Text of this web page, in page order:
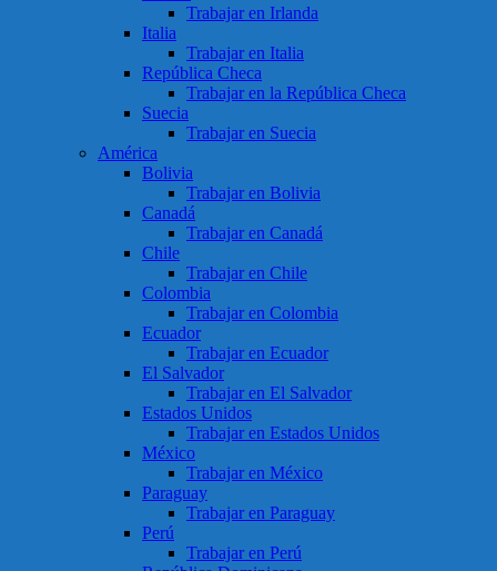
Trabajar en Irlanda
Italia
Trabajar en Italia
República Checa
Trabajar en la República Checa
Suecia
Trabajar en Suecia
América
Bolivia
Trabajar en Bolivia
Canadá
Trabajar en Canadá
Chile
Trabajar en Chile
Colombia
Trabajar en Colombia
Ecuador
Trabajar en Ecuador
El Salvador
Trabajar en El Salvador
Estados Unidos
Trabajar en Estados Unidos
México
Trabajar en México
Paraguay
Trabajar en Paraguay
Perú
Trabajar en Perú